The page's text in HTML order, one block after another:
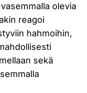
olevia
reagoi
hahmoihin,
sekä